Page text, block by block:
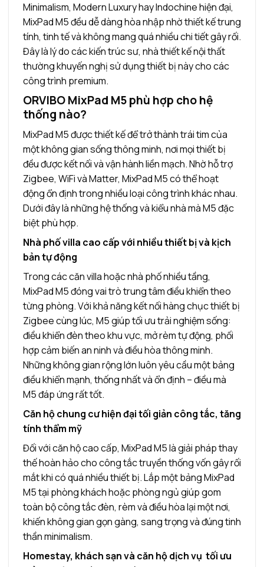
Minimalism, Modern Luxury hay Indochine hiện đại,
MixPad M5 đều dễ dàng hòa nhập nhờ thiết kế trung
tính, tinh tế và không mang quá nhiều chi tiết gây rối.
Đây là lý do các kiến trúc sư, nhà thiết kế nội thất
thường khuyến nghị sử dụng thiết bị này cho các
công trình premium.
ORVIBO MixPad M5 phù hợp cho hệ
thống nào?
MixPad M5 được thiết kế để trở thành trái tim của
một không gian sống thông minh, nơi mọi thiết bị
đều được kết nối và vận hành liền mạch. Nhờ hỗ trợ
Zigbee, WiFi và Matter, MixPad M5 có thể hoạt
động ổn định trong nhiều loại công trình khác nhau.
Dưới đây là những hệ thống và kiểu nhà mà M5 đặc
biệt phù hợp.
Nhà phố villa cao cấp với nhiều thiết bị và kịch
bản tự động
Trong các căn villa hoặc nhà phố nhiều tầng,
MixPad M5 đóng vai trò trung tâm điều khiển theo
từng phòng. Với khả năng kết nối hàng chục thiết bị
Zigbee cùng lúc, M5 giúp tối ưu trải nghiệm sống:
điều khiển đèn theo khu vực, mở rèm tự động, phối
hợp cảm biến an ninh và điều hòa thông minh.
Những không gian rộng lớn luôn yêu cầu một bảng
điều khiển mạnh, thống nhất và ổn định – điều mà
M5 đáp ứng rất tốt.
Căn hộ chung cư hiện đại tối giản công tắc, tăng
tính thẩm mỹ
Đối với căn hộ cao cấp, MixPad M5 là giải pháp thay
thế hoàn hảo cho công tắc truyền thống vốn gây rối
mắt khi có quá nhiều thiết bị. Lắp một bảng MixPad
M5 tại phòng khách hoặc phòng ngủ giúp gom
toàn bộ công tắc đèn, rèm và điều hòa lại một nơi,
khiến không gian gọn gàng, sang trọng và đúng tinh
thần minimalism.
Homestay, khách sạn và căn hộ dịch vụ tối ưu